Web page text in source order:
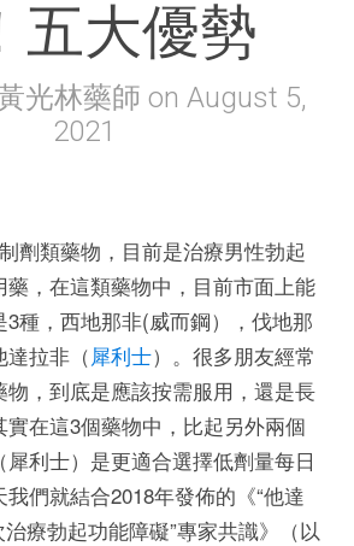
五大優勢
光林藥師 on August 5,
2021
劑類藥物，目前是治療男性勃起
，在這類藥物中，目前市面上能
種，西地那非(威而鋼），伐地那
拉非（犀利士）。很多朋友經常
物，到底是應該按需服用，還是長
在這3個藥物中，比起另外兩個
（犀利士）是更適合選擇低劑量每日
們就結合2018年發佈的《“他達
療勃起功能障礙”專家共識》（以